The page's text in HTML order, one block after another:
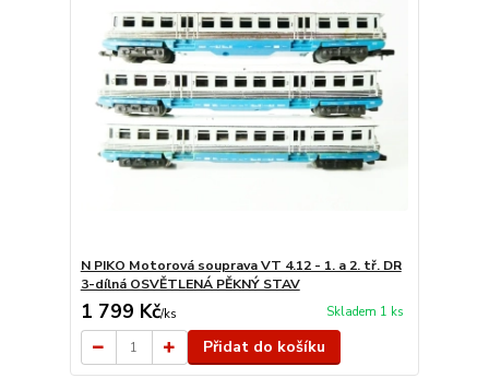
N PIKO Motorová souprava VT 4.12 - 1. a 2. tř. DR
3-dílná OSVĚTLENÁ PĚKNÝ STAV
1 799 Kč/ks Skladem 1 ks
Přidat do košíku